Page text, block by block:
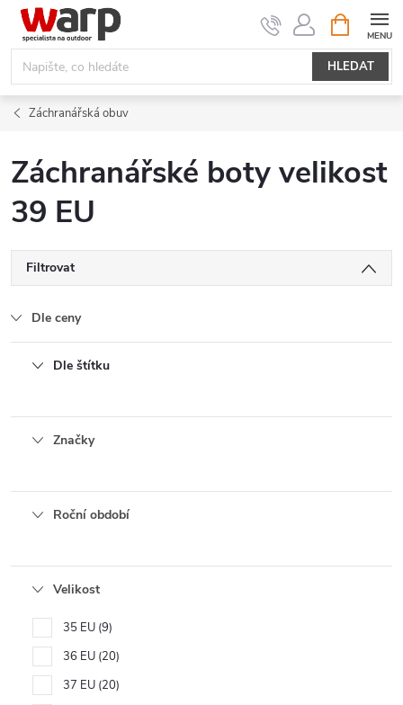
Přejít
obsah
HLEDAT
NÁKUPNÍ
KOŠÍK
Záchranářská obuv
Záchranářské boty velikost
39 EU
Filtrovat
Dle ceny
Dle štítku
Značky
Roční období
Velikost
35 EU 9
36 EU 20
37 EU 20